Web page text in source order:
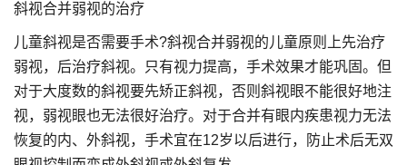
斜视合并弱视的治疗
儿童斜视是否需要手术?斜视合并弱视的儿童原则上先治疗
弱视，后治疗斜视。只有视力提高，手术效果才能巩固。但
对于大度数的斜视要先矫正斜视，否则斜视眼不能很好地注
视，弱视眼也无法很好治疗。对于合并有眼内疾患视力无法
恢复的内、外斜视，手术宜在12岁以后进行，防止术后无双